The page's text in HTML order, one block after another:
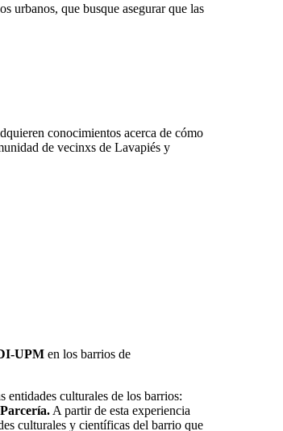
urbanos, que busque asegurar que las
conocimientos acerca de cómo
de vecinxs de Lavapiés y
UPM en los barrios de
entidades culturales de los barrios:
A partir de esta experiencia
culturales y científicas del barrio que